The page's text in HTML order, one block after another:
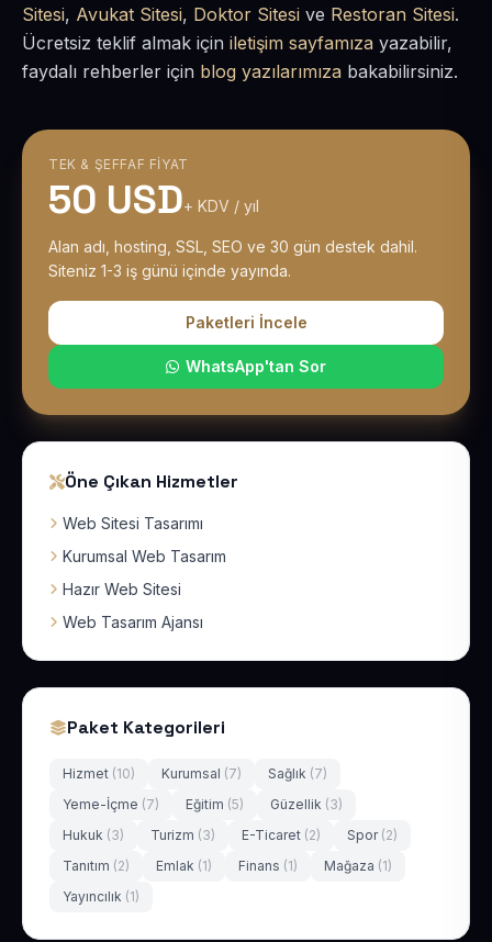
Sitesi, Avukat Sitesi, Doktor Sitesi ve Restoran Sitesi.
Ücretsiz teklif almak için iletişim sayfamıza yazabilir,
faydalı rehberler için blog yazılarımıza bakabilirsiniz.
TEK & ŞEFFAF FIYAT
50 USD+ KDV / yıl
Alan adı, hosting, SSL, SEO ve 30 gün destek dahil.
Siteniz 1-3 iş günü içinde yayında.
Paketleri İncele
WhatsApp'tan Sor
Öne Çıkan Hizmetler
Web Sitesi Tasarımı
Kurumsal Web Tasarım
Hazır Web Sitesi
Web Tasarım Ajansı
Paket Kategorileri
Hizmet (10) Kurumsal (7) Sağlık (7)
Yeme-İçme (7) Eğitim (5) Güzellik (3)
Hukuk (3) Turizm (3) E-Ticaret (2) Spor (2)
Tanıtım (2) Emlak (1) Finans (1) Mağaza (1)
Yayıncılık (1)